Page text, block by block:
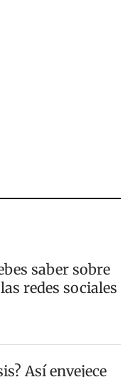
saber sobre
redes sociales
Así envejece